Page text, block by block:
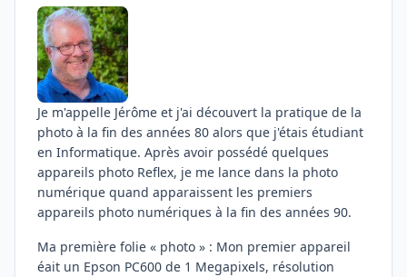
Je m'appelle Jérôme et j'ai découvert la pratique de la
photo à la fin des années 80 alors que j'étais étudiant
en Informatique. Après avoir possédé quelques
appareils photo Reflex, je me lance dans la photo
numérique quand apparaissent les premiers
appareils photo numériques à la fin des années 90.
Ma première folie « photo » : Mon premier appareil
éait un Epson PC600 de 1 Megapixels, résolution